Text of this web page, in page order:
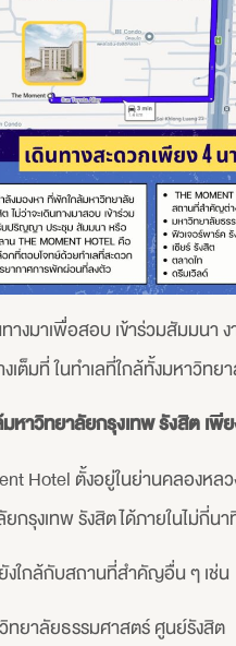
ทางมาเพื่อสอบ เข้าร่วมสัมม
เต็มที่ ในทำเลที่ใกล้ทั้งมหาวิท
มหาวิทยาลัยกรุงเทพ รังสิต เพี
Hotel ตั้งอยู่ในย่านคลองหล
กรุงเทพ รังสิต ได้ภายในไม่กี่
ใกล้กับสถานที่สำคัญอื่น ๆ เช่น
ทยาลัยธรรมศาสตร์ ศูนย์รังสิต